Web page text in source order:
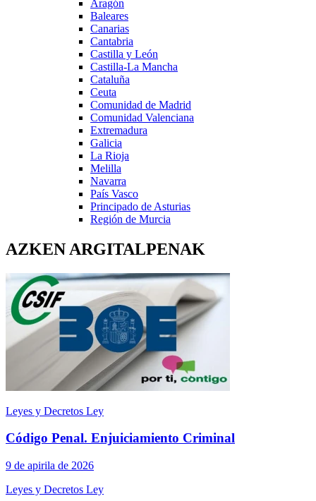
Aragón
Baleares
Canarias
Cantabria
Castilla y León
Castilla-La Mancha
Cataluña
Ceuta
Comunidad de Madrid
Comunidad Valenciana
Extremadura
Galicia
La Rioja
Melilla
Navarra
País Vasco
Principado de Asturias
Región de Murcia
AZKEN ARGITALPENAK
Leyes y Decretos Ley
Código Penal. Enjuiciamiento Criminal
9 de apirila de 2026
Leyes y Decretos Ley